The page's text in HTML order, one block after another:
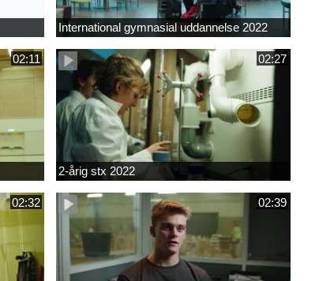
International gymnasial uddannelse 2022
02:11 02:27
2-årig stx 2022
02:32 02:39